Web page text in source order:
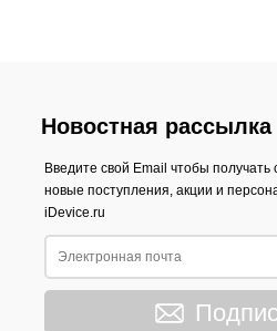
Новостная рассылка
Введите свой Email чтобы получать
новые поступления, акции и
iDevice.ru